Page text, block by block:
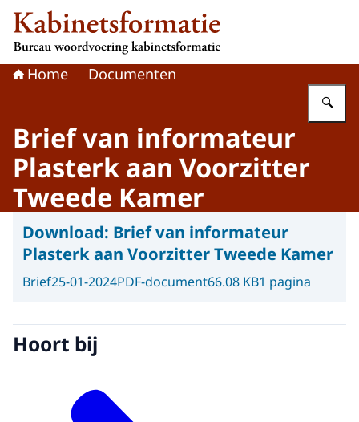
Naar de homepage van Kabinetsformatie
Home Documenten
Brief van informateur
Plasterk aan Voorzitter
Tweede Kamer
Download: Brief van informateur
Plasterk aan Voorzitter Tweede Kamer
Brief25-01-2024PDF-document66.08 KB1 pagina
Hoort bij